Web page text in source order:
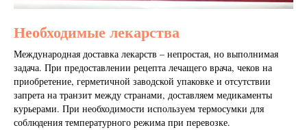
Необходимые лекарства
Международная доставка лекарств – непростая, но выполнимая
задача. При предоставлении рецепта лечащего врача, чеков на
приобретение, герметичной заводской упаковке и отсутствии
запрета на транзит между странами, доставляем медикаменты
курьерами. При необходимости используем термосумки для
соблюдения температурного режима при перевозке.